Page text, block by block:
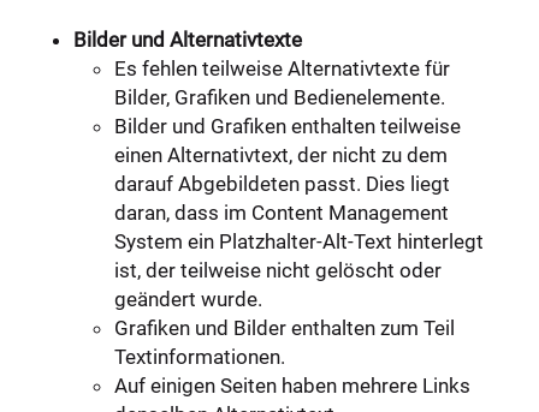
Bilder und Alternativtexte
Es fehlen teilweise Alternativtexte für
Bilder, Grafiken und Bedienelemente.
Bilder und Grafiken enthalten teilweise
einen Alternativtext, der nicht zu dem
darauf Abgebildeten passt. Dies liegt
daran, dass im Content Management
System ein Platzhalter-Alt-Text hinterlegt
ist, der teilweise nicht gelöscht oder
geändert wurde.
Grafiken und Bilder enthalten zum Teil
Textinformationen.
Auf einigen Seiten haben mehrere Links